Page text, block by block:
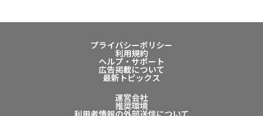
プライバシーポリシー
利用規約
ヘルプ・サポート
広告掲載について
最新トピックス
運営会社
推奨環境
利用者情報の外部送信について